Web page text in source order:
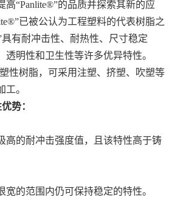
高“Panlite®”的品质并探索其新的应
已被公认为工程塑料的代表树脂之
具有耐冲击性、耐热性、尺寸稳定
透明性和卫生性等许多优异特性。
性树脂，可采用注塑、挤塑、吹塑等
工。
势：
高的耐冲击强度值，且该特性高于铸
宽的范围内仍可保持稳定的特性。